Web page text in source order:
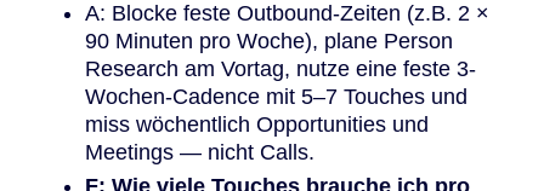
A: Blocke feste Outbound-Zeiten (z.B. 2 ×
90 Minuten pro Woche), plane Person
Research am Vortag, nutze eine feste 3-
Wochen-Cadence mit 5–7 Touches und
miss wöchentlich Opportunities und
Meetings — nicht Calls.